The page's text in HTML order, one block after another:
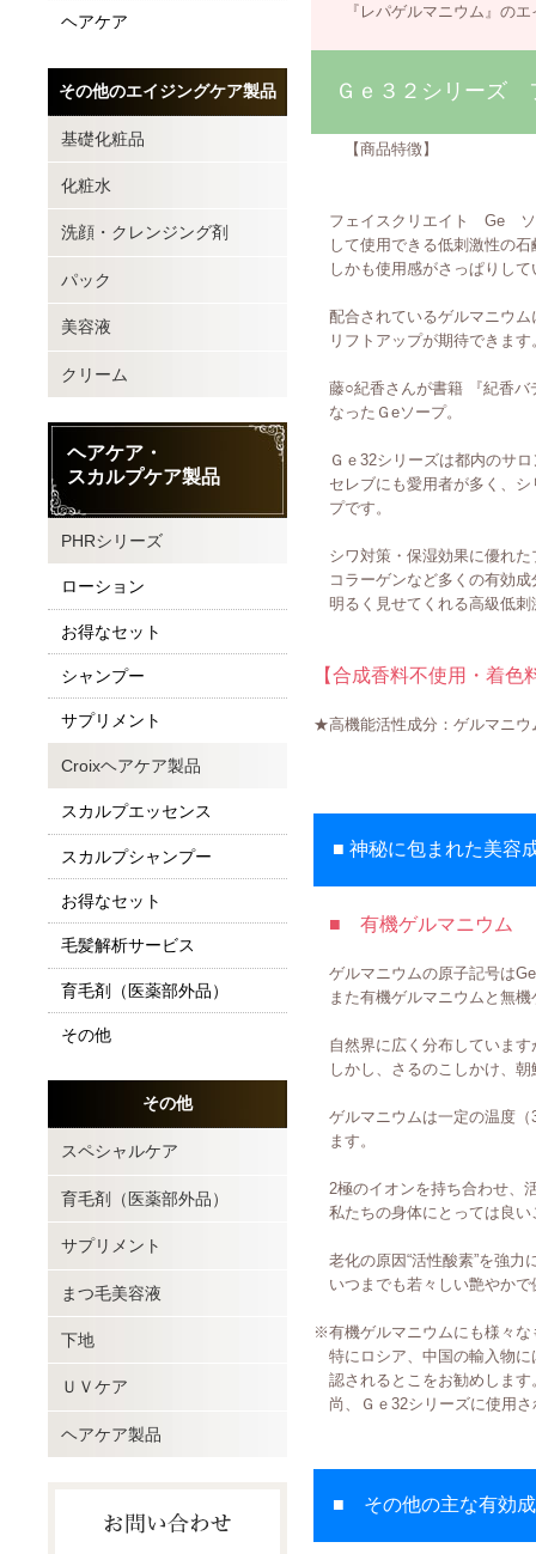
『レパゲルマニウム』のエ
Ｇｅ３２シリーズ
【商品特徴】
フェイスクリエイト Ge ソ
して使用できる低刺激性の石
しかも使用感がさっぱりして
配合されているゲルマニウム
リフトアップが期待できます
藤○紀香さんが書籍 『紀香
なったＧeソープ。
Ｇｅ32シリーズは都内のサ
セレブにも愛用者が多く、シ
プです。
シワ対策・保湿効果に優れた
コラーゲンなど多くの有効成
明るく見せてくれる高級低刺
【合成香料不使用・着
★高機能活性成分：ゲルマニ
■ 神秘に包まれた美容
■ 有機ゲルマニウム
ゲルマニウムの原子記号は
また有機ゲルマニウムと無機
自然界に広く分布しています
しかし、さるのこしかけ、朝
ゲルマニウムは一定の温度（
ます。
2極のイオンを持ち合わせ、
私たちの身体にとっては良い
老化の原因“活性酸素”を強力
いつまでも若々しい艶やかで
※有機ゲルマニウムにも様々な
特にロシア、中国の輸入物に
認されるとこをお勧めします
尚、Ｇｅ32シリーズに使用さ
■ その他の主な有効
ヘアケア
その他のエイジングケア製品
基礎化粧品
化粧水
洗顔・クレンジング剤
パック
美容液
クリーム
ヘアケア・
スカルプケア製品
PHRシリーズ
ローション
お得なセット
シャンプー
サプリメント
Croixヘアケア製品
スカルプエッセンス
スカルプシャンプー
お得なセット
毛髪解析サービス
育毛剤（医薬部外品）
その他
その他
スペシャルケア
育毛剤（医薬部外品）
サプリメント
まつ毛美容液
下地
ＵＶケア
ヘアケア製品